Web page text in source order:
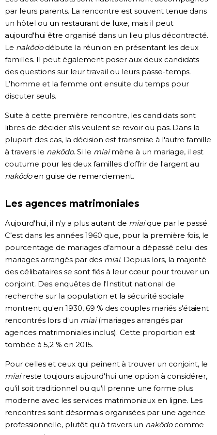
par leurs parents. La rencontre est souvent tenue dans
un hôtel ou un restaurant de luxe, mais il peut
aujourd'hui être organisé dans un lieu plus décontracté.
Le nakôdodébute la réunion en présentant les deux
familles. Il peut également poser aux deux candidats
des questions sur leur travail ou leurs passe-temps.
L’homme et la femme ont ensuite du temps pour
discuter seuls.
Suite à cette première rencontre, les candidats sont
libres de décider s'ils veulent se revoir ou pas. Dans la
plupart des cas, la décision est transmise à l'autre famille
à travers le nakôdo. Si le miaimène à un mariage, il est
coutume pour les deux familles d'offrir de l'argent au
nakôdoen guise de remerciement.
Les agences matrimoniales
Aujourd'hui, il n'y a plus autant de miaique par le passé.
C’est dans les années 1960 que, pour la première fois, le
pourcentage de mariages d’amour a dépassé celui des
mariages arrangés par des miai. Depuis lors, la majorité
des célibataires se sont fiés à leur cœur pour trouver un
conjoint. Des enquêtes de l'Institut national de
recherche sur la population et la sécurité sociale
montrent qu'en 1930, 69 % des couples mariés s'étaient
rencontrés lors d'un miai(mariages arrangés par
agences matrimoniales inclus). Cette proportion est
tombée à 5,2 % en 2015.
Pour celles et ceux qui peinent à trouver un conjoint, le
miaireste toujours aujourd'hui une option à considérer,
qu'il soit traditionnel ou qu'il prenne une forme plus
moderne avec les services matrimoniaux en ligne. Les
rencontres sont désormais organisées par une agence
professionnelle, plutôt qu'à travers un nakôdocomme